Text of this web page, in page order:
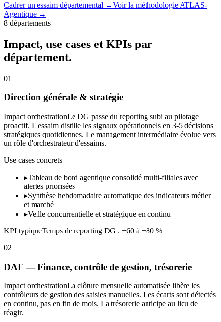
Cadrer un essaim départemental →Voir la méthodologie ATLAS-
Agentique →
8 départements
Impact, use cases et KPIs par
département.
01
Direction générale & stratégie
Impact orchestrationLe DG passe du reporting subi au pilotage
proactif. L'essaim distille les signaux opérationnels en 3-5 décisions
stratégiques quotidiennes. Le management intermédiaire évolue vers
un rôle d'orchestrateur d'essaims.
Use cases concrets
▸Tableau de bord agentique consolidé multi-filiales avec
alertes priorisées
▸Synthèse hebdomadaire automatique des indicateurs métier
et marché
▸Veille concurrentielle et stratégique en continu
KPI typiqueTemps de reporting DG : −60 à −80 %
02
DAF — Finance, contrôle de gestion, trésorerie
Impact orchestrationLa clôture mensuelle automatisée libère les
contrôleurs de gestion des saisies manuelles. Les écarts sont détectés
en continu, pas en fin de mois. La trésorerie anticipe au lieu de
réagir.